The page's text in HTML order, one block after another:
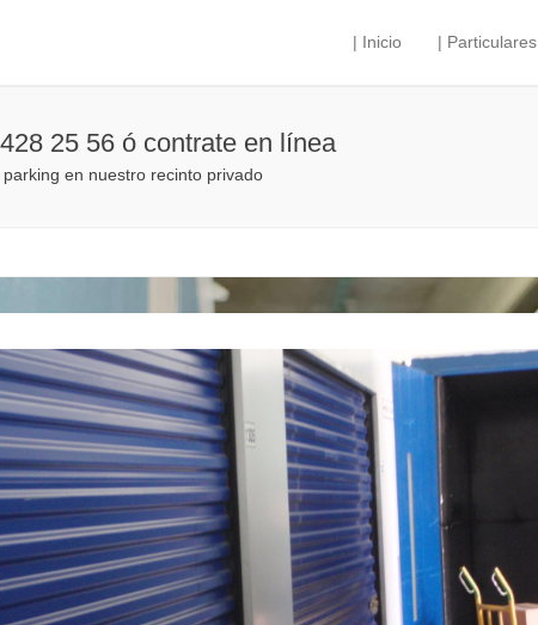
Menú principal
Saltar al contenido
| Inicio | Particulares
25 56 ó contrate en línea
en nuestro recinto privado